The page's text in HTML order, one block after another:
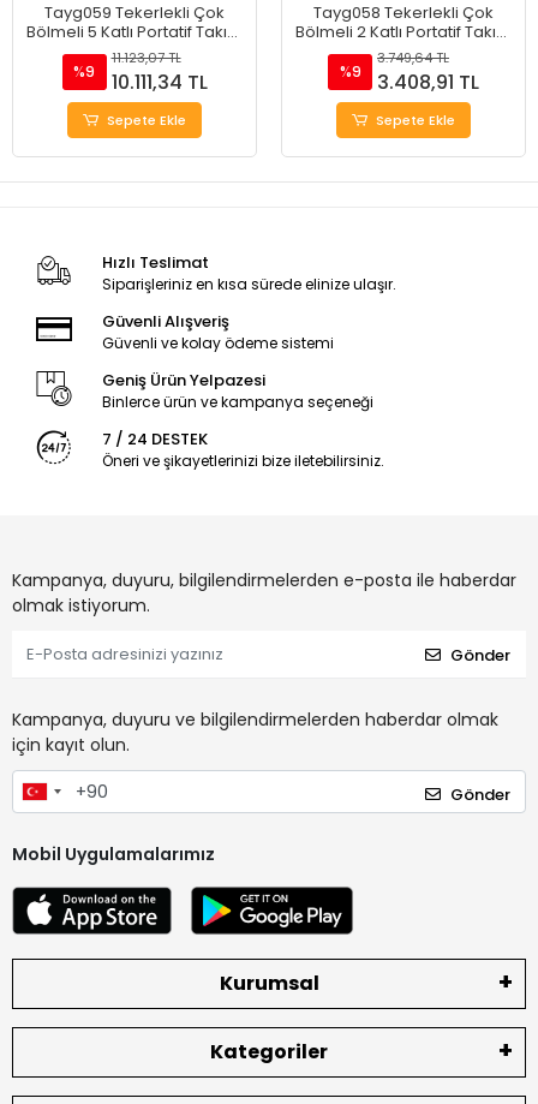
Tayg059 Tekerlekli Çok
Bölmeli 5 Katlı Portatif Takım
Çantası 20"
%9
11.123,07 TL
10.111,34 TL
Sepete Ekle
Tayg058 Tekerlekli Çok
Bölmeli 2 Katlı Portatif Takım
Çantası 18.5"
%9
3.749,64 TL
3.408,91 TL
Sepete Ekle
Hızlı Teslimat
Siparişleriniz en kısa sürede elinize ulaşır.
Güvenli Alışveriş
Güvenli ve kolay ödeme sistemi
Geniş Ürün Yelpazesi
Binlerce ürün ve kampanya seçeneği
7 / 24 DESTEK
Öneri ve şikayetlerinizi bize iletebilirsiniz.
Kampanya, duyuru, bilgilendirmelerden e-posta ile haberdar
olmak istiyorum.
Gönder
Kampanya, duyuru ve bilgilendirmelerden haberdar olmak
için kayıt olun.
Gönder
Mobil Uygulamalarımız
Kurumsal
Kategoriler